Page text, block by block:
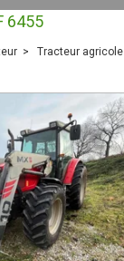
Tracteur agricole
6455